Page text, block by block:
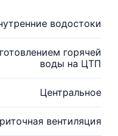
водостоки
горячей
воды на ЦТП
Центральное
вентиляция